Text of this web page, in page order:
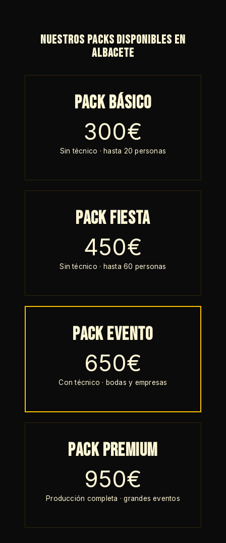
Nuestros packs disponibles en
Albacete
Pack Básico
300€
Sin técnico · hasta 20 personas
Pack Fiesta
450€
Sin técnico · hasta 60 personas
Pack Evento
650€
Con técnico · bodas y empresas
Pack Premium
950€
Producción completa · grandes eventos